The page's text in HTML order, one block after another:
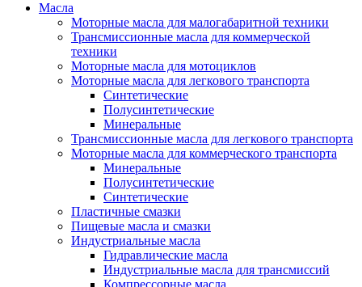
Масла
Моторные масла для малогабаритной техники
Трансмиссионные масла для коммерческой
техники
Моторные масла для мотоциклов
Моторные масла для легкового транспорта
Синтетические
Полусинтетические
Минеральные
Трансмиссионные масла для легкового транспорта
Моторные масла для коммерческого транспорта
Минеральные
Полусинтетические
Синтетические
Пластичные смазки
Пищевые масла и смазки
Индустриальные масла
Гидравлические масла
Индустриальные масла для трансмиссий
Компрессорные масла